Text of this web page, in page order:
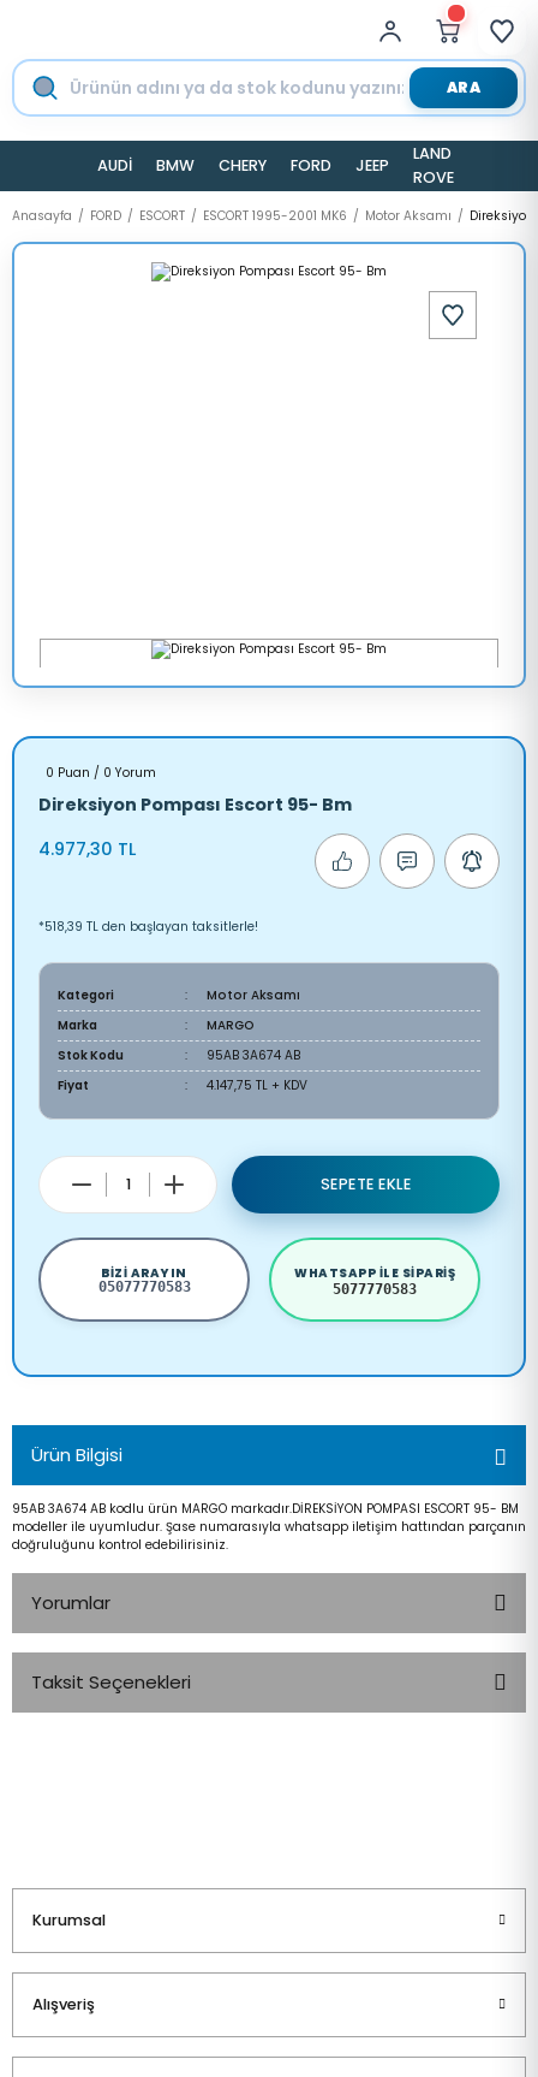
ARA
AUDİ BMW CHERY FORD JEEP
LAND
ROVER
Anasayfa FORD ESCORT ESCORT 1995-2001 MK6 Motor Aksamı
0 Puan / 0 Yorum
Direksiyon Pompası Escort 95- Bm
4.977,30 TL
*518,39 TL den başlayan taksitlerle!
Kategori
Motor Aksamı
Marka
MARGO
Stok Kodu
95AB 3A674 AB
Fiyat
4.147,75 TL + KDV
SEPETE EKLE
BIZI ARAYIN
05077770583
WHATSAPP ILE SIPARIŞ
5077770583
Ürün Bilgisi
95AB 3A674 AB kodlu ürün MARGO markadır.DİREKSİYON POMPASI ESCORT 95- BM
modeller ile uyumludur. Şase numarasıyla whatsapp iletişim hattından parçanın
doğruluğunu kontrol edebilirisiniz.
Yorumlar
Taksit Seçenekleri
Kurumsal
Alışveriş